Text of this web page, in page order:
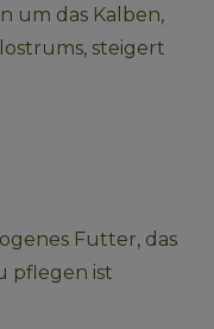
um das Kalben,
steigert
Futter, das
pflegen ist